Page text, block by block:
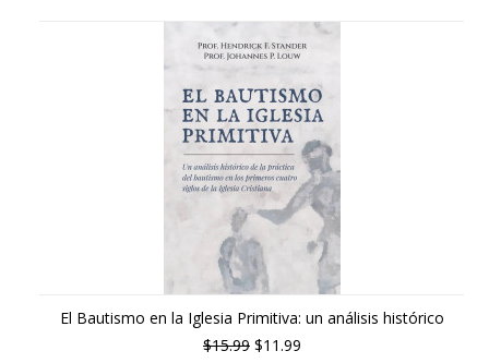
El Bautismo en la Iglesia Primitiva: un análisis histórico
$15.99 $11.99